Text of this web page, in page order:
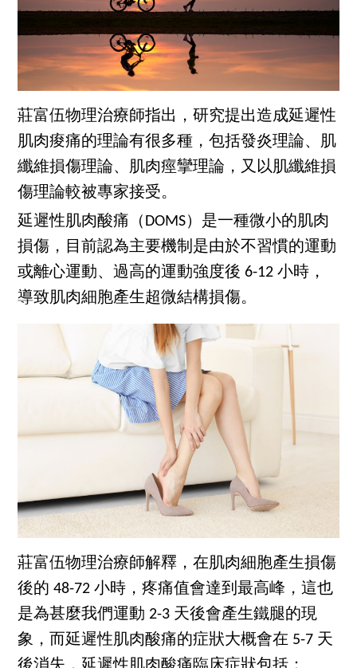
莊富伍物理治療師指出，研究提出造成延遲性
肌肉痠痛的理論有很多種，包括發炎理論、肌
纖維損傷理論、肌肉痙攣理論，又以肌纖維損
傷理論較被專家接受。
延遲性肌肉酸痛（DOMS）是一種微小的肌肉
損傷，目前認為主要機制是由於不習慣的運動
或離心運動、過高的運動強度後 6-12 小時，
導致肌肉細胞產生超微結構損傷。
莊富伍物理治療師解釋，在肌肉細胞產生損傷
後的 48-72 小時，疼痛值會達到最高峰，這也
是為甚麼我們運動 2-3 天後會產生鐵腿的現
象，而延遲性肌肉酸痛的症狀大概會在 5-7 天